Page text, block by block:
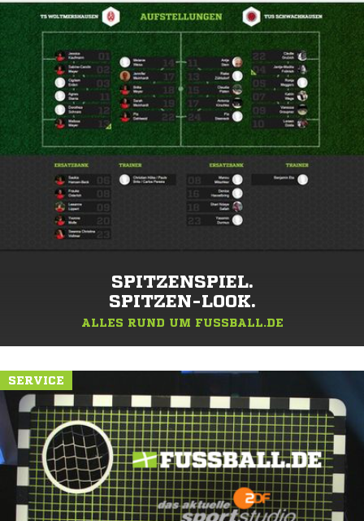
SPITZENSPIEL.
SPITZEN-LOOK.
ALLES RUND UM FUSSBALL.DE
SERVICE